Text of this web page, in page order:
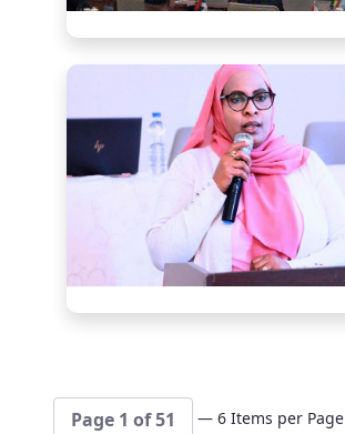
Page 1 of 51 — 6 Items per Page